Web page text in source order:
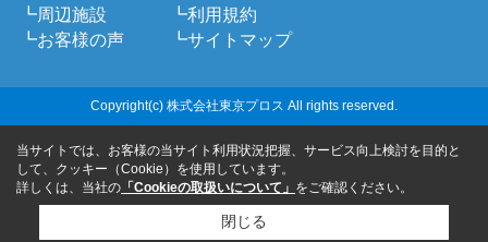
┗周辺施設
┗利用規約
┗お客様の声
┗サイトマップ
Copyright(c) 株式会社東京プロス All rights reserved.
当サイトでは、お客様の当サイト利用状況把握、サービス向上検討を目的と
して、クッキー（Cookie）を使用しています。
詳しくは、当社の 「Cookieの取扱いについて」 をご確認ください。
閉じる